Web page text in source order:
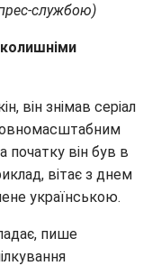
службою)
він знімав серіал
початку він був в
вітає з днем
українською.
пише